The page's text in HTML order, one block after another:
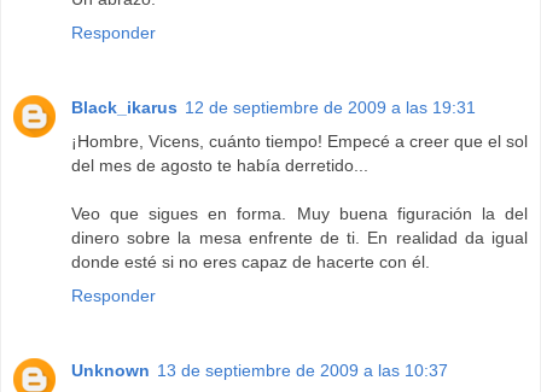
Responder
Black_ikarus 12 de septiembre de 2009 a las 19:31
¡Hombre, Vicens, cuánto tiempo! Empecé a creer que el sol
del mes de agosto te había derretido...
Veo que sigues en forma. Muy buena figuración la del
dinero sobre la mesa enfrente de ti. En realidad da igual
donde esté si no eres capaz de hacerte con él.
Responder
Unknown 13 de septiembre de 2009 a las 10:37